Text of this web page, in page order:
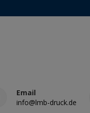
Email
info@lmb-druck.de